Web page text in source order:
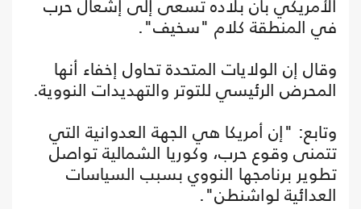
الأمريكي بأن بلاده تسعى إلى إشعال حرب
في المنطقة كلام "سخيف".
وقال إن الولايات المتحدة تحاول إخفاء أنها
المحرض الرئيسي للتوتر والتهديدات النووية.
وتابع: "إن أمريكا هي الجهة العدوانية التي
تتمنى وقوع حرب، وكوريا الشمالية تواصل
تطوير برنامجها النووي بسبب السياسات
العدائية لواشنطن".